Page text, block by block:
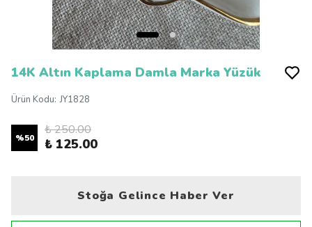
14K Altın Kaplama Damla Marka Yüzük
Ürün Kodu: JY1828
%50
₺ 250.00
₺ 125.00
Stoğa Gelince Haber Ver